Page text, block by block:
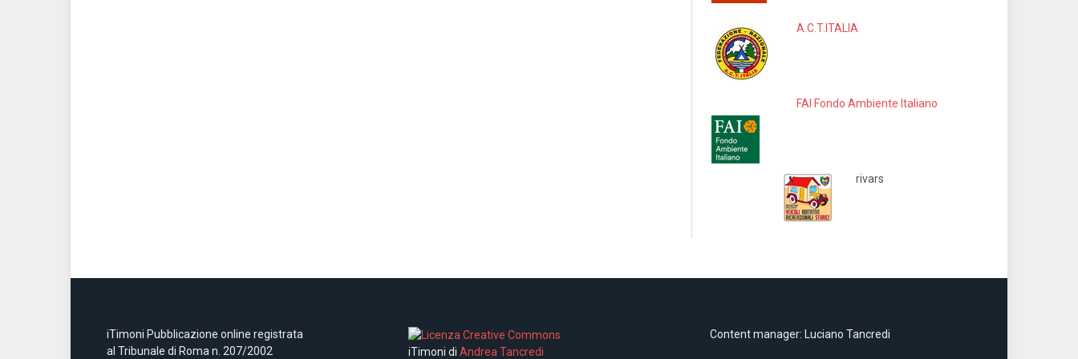
A.C.T.ITALIA
FAI Fondo Ambiente Italiano
rivars
iTimoni Pubblicazione online registrata
al Tribunale di Roma n. 207/2002
iTimoni di Andrea Tancredi
Content manager: Luciano Tancredi